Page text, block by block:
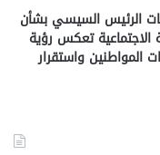
الرئيس السيسي بشأن
الاجتماعية تعكس رؤية
المواطنين واستقرار